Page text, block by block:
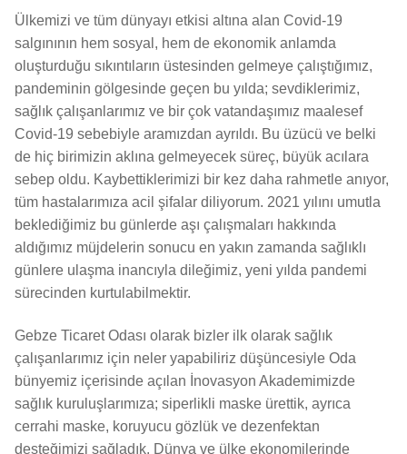
Ülkemizi ve tüm dünyayı etkisi altına alan Covid-19
salgınının hem sosyal, hem de ekonomik anlamda
oluşturduğu sıkıntıların üstesinden gelmeye çalıştığımız,
pandeminin gölgesinde geçen bu yılda; sevdiklerimiz,
sağlık çalışanlarımız ve bir çok vatandaşımız maalesef
Covid-19 sebebiyle aramızdan ayrıldı. Bu üzücü ve belki
de hiç birimizin aklına gelmeyecek süreç, büyük acılara
sebep oldu. Kaybettiklerimizi bir kez daha rahmetle anıyor,
tüm hastalarımıza acil şifalar diliyorum. 2021 yılını umutla
beklediğimiz bu günlerde aşı çalışmaları hakkında
aldığımız müjdelerin sonucu en yakın zamanda sağlıklı
günlere ulaşma inancıyla dileğimiz, yeni yılda pandemi
sürecinden kurtulabilmektir.
Gebze Ticaret Odası olarak bizler ilk olarak sağlık
çalışanlarımız için neler yapabiliriz düşüncesiyle Oda
bünyemiz içerisinde açılan İnovasyon Akademimizde
sağlık kuruluşlarımıza; siperlikli maske ürettik, ayrıca
cerrahi maske, koruyucu gözlük ve dezenfektan
desteğimizi sağladık. Dünya ve ülke ekonomilerinde